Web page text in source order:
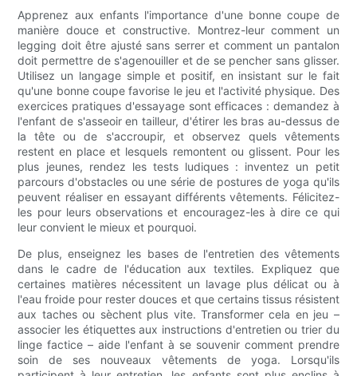
Apprenez aux enfants l'importance d'une bonne coupe de
manière douce et constructive. Montrez-leur comment un
legging doit être ajusté sans serrer et comment un pantalon
doit permettre de s'agenouiller et de se pencher sans glisser.
Utilisez un langage simple et positif, en insistant sur le fait
qu'une bonne coupe favorise le jeu et l'activité physique. Des
exercices pratiques d'essayage sont efficaces : demandez à
l'enfant de s'asseoir en tailleur, d'étirer les bras au-dessus de
la tête ou de s'accroupir, et observez quels vêtements
restent en place et lesquels remontent ou glissent. Pour les
plus jeunes, rendez les tests ludiques : inventez un petit
parcours d'obstacles ou une série de postures de yoga qu'ils
peuvent réaliser en essayant différents vêtements. Félicitez-
les pour leurs observations et encouragez-les à dire ce qui
leur convient le mieux et pourquoi.
De plus, enseignez les bases de l'entretien des vêtements
dans le cadre de l'éducation aux textiles. Expliquez que
certaines matières nécessitent un lavage plus délicat ou à
l'eau froide pour rester douces et que certains tissus résistent
aux taches ou sèchent plus vite. Transformer cela en jeu –
associer les étiquettes aux instructions d'entretien ou trier du
linge factice – aide l'enfant à se souvenir comment prendre
soin de ses nouveaux vêtements de yoga. Lorsqu'ils